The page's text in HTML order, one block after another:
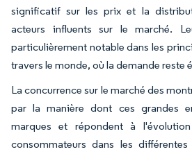
significatif sur les prix et la
acteurs influents sur le marché.
particulièrement notable dans les
travers le monde, où la demande reste
La concurrence sur le marché des
par la manière dont ces grandes
marques et répondent à
consommateurs dans les